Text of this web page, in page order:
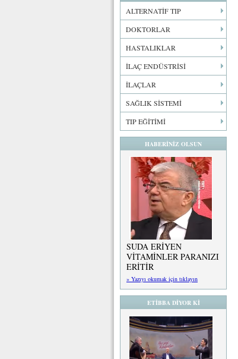
ALTERNATİF TIP
DOKTORLAR
HASTALIKLAR
İLAÇ ENDÜSTRİSİ
İLAÇLAR
SAĞLIK SİSTEMİ
TIP EĞİTİMİ
HABERİNİZ OLSUN
SUDA ERİYEN
VİTAMİNLER PARANIZI
ERİTİR
» Yazıyı okumak için tıklayın
ETİBBA DİYOR Kİ